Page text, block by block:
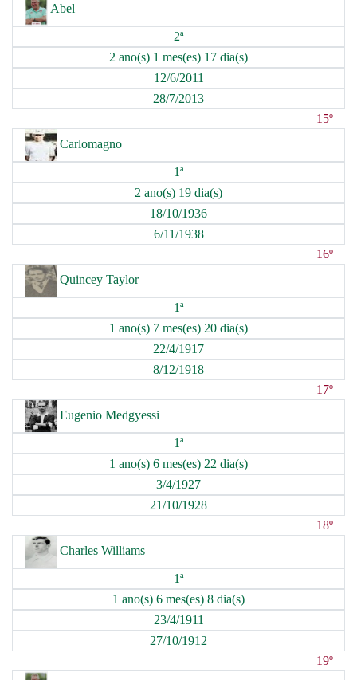
Abel
2ª
2 ano(s) 1 mes(es) 17 dia(s)
12/6/2011
28/7/2013
15º
Carlomagno
1ª
2 ano(s) 19 dia(s)
18/10/1936
6/11/1938
16º
Quincey Taylor
1ª
1 ano(s) 7 mes(es) 20 dia(s)
22/4/1917
8/12/1918
17º
Eugenio Medgyessi
1ª
1 ano(s) 6 mes(es) 22 dia(s)
3/4/1927
21/10/1928
18º
Charles Williams
1ª
1 ano(s) 6 mes(es) 8 dia(s)
23/4/1911
27/10/1912
19º